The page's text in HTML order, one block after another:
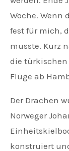
Woche. Wenn
fest für mich,
musste. Kurz
die türkischen
Flüge ab
Der Drachen
Norweger
konstruiert